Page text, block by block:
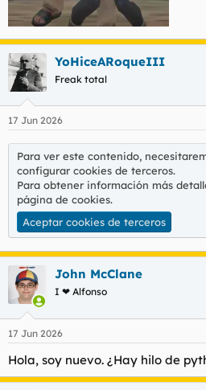
YoHiceARoqueIII
Freak total
17 Jun 2026
Para ver este contenido,
configurar cookies de terceros.
Para obtener información más
página de cookies.
Aceptar cookies de terceros
John McClane
I ❤ Alfonso
17 Jun 2026
Hola, soy nuevo. ¿Hay hilo de